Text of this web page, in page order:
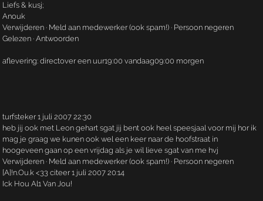
Liefs & kusj;
Anouk
Verwijderen · Meld aan medewerker (ook spam!) · Persoon negeren
Gelezen · Antwoorden
aflevering: directover een uur19:00 vandaag09:00 morgen
turfsteker 1 juli 2007 22:30
heb jij ook met Leon gehart sgat jij bent ook heel speesjaal voor mij hor ik
mag je graag we kunen ook wel een keer naar de hoofstraat in
hoogeveen gaan op een vrijdag als je wil lieve sgat van me hvj
Verwijderen · Meld aan medewerker (ook spam!) · Persoon negeren
[A]!n.­Ou.­k <33 citeer 1 juli 2007 20:14
Ick Hou Al1 Van Jou!